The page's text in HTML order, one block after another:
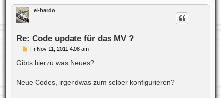
c
el-hardo
Re: Code update für das MV ?
B
i
a
g
Fr Nov 11, 2011 4:08 am
Gibts hierzu was Neues?
Neue Codes, irgendwas zum selber konfigurieren?